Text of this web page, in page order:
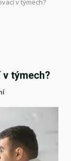
týmech?